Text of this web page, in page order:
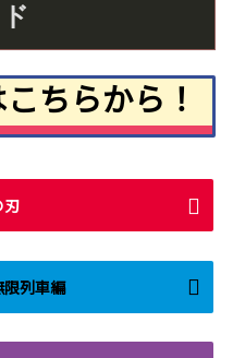
ちらから！
刃
限列車編